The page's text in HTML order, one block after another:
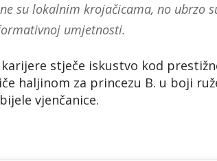
su lokalnim krojačicama, no ubrzo
umjetnosti.
stječe iskustvo kod
haljinom za princezu B. u boji
vjenčanice.